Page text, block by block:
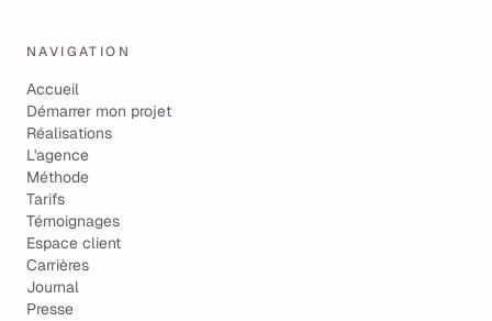
NAVIGATION
Accueil
Démarrer mon projet
Réalisations
L'agence
Méthode
Tarifs
Témoignages
Espace client
Carrières
Journal
Presse